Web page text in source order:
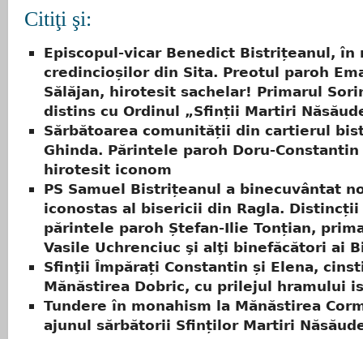
Citiţi şi:
Episcopul-vicar Benedict Bistrițeanul, în
credincioșilor din Sita. Preotul paroh
Sălăjan, hirotesit sachelar! Primarul
distins cu Ordinul „Sfinții Martiri
Sărbătoarea comunității din cartierul
Ghinda. Părintele paroh Doru-Constantin
hirotesit iconom
PS Samuel Bistrițeanul a binecuvântat
iconostas al bisericii din Ragla.
părintele paroh Ștefan-Ilie Tonțian,
Vasile Uchrenciuc şi alţi binefăcători ai
Sfinţii Împărați Constantin și Elena,
Mănăstirea Dobric, cu prilejul hramului
Tundere în monahism la Mănăstirea
ajunul sărbătorii Sfinților Martiri